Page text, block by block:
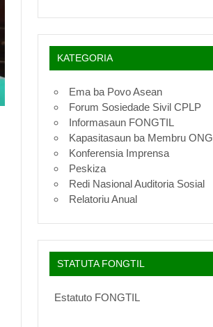
KATEGORIA
Ema ba Povo Asean
Forum Sosiedade Sivil CPLP
Informasaun FONGTIL
Kapasitasaun ba Membru ONG
Konferensia Imprensa
Peskiza
Redi Nasional Auditoria Sosial
Relatoriu Anual
STATUTA FONGTIL
Estatuto FONGTIL